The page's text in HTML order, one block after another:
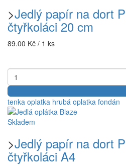
>Jedlý papír na dort
čtyřkoláci 20 cm
89.00 Kč / 1 ks
tenka oplatka hrubá oplatka fondán
Skladem
>Jedlý papír na dort
čtyřkoláci A4